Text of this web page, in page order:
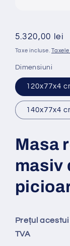
Preț
obișnuit
5.320,00 lei
Taxe incluse.
Dimensiuni
120x77x4
140x77x4
Masa
masiv
Prețul
TVA